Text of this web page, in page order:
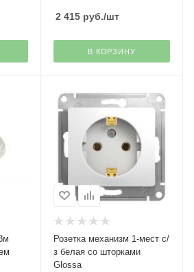
2 415руб./шт
В КОРЗИНУ
Розетка механизм 1-мест с/
з белая со шторками
Glossa